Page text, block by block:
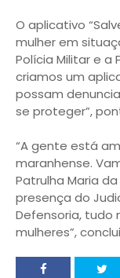
O aplicativo
mulher em
Polícia Militar e a
criamos um
possam
se proteger”,
“A gente está
maranhense.
Patrulha Maria
presença do
Defensoria, tudo
mulheres”,